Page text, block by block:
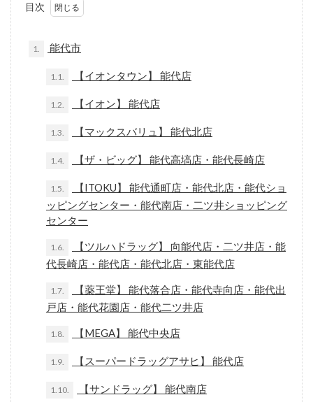
目次
1. 能代市
1.1. 【イオンタウン】 能代店
1.2. 【イオン】 能代店
1.3. 【マックスバリュ】 能代北店
1.4. 【ザ・ビッグ】 能代高塙店・能代長崎店
1.5.
【ITOKU】 能代通町店・能代北店・能代ショ
ッピングセンター・能代南店・二ツ井ショッピング
センター
1.6.
【ツルハドラッグ】 向能代店・二ツ井店・能
代長崎店・能代店・能代北店・東能代店
1.7.
【薬王堂】 能代落合店・能代寺向店・能代出
戸店・能代花園店・能代二ツ井店
1.8. 【MEGA】 能代中央店
1.9. 【スーパードラッグアサヒ】 能代店
1.10. 【サンドラッグ】 能代南店